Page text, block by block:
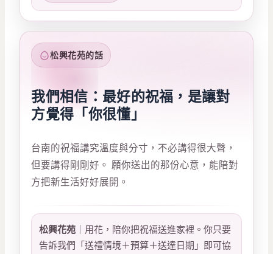
松興花苑的話
我們相信：最好的祝福，是讓對
方覺得「你很懂」
台南的祝福講究溫度與分寸，不必講得很大聲，
但要講得剛剛好。 願你送出的那份心意，能陪對
方把新生活好好展開。
松興花苑 ｜用花，陪你把祝福送進家裡。你只要
告訴我們「送禮情境＋預算＋送達日期」即可協